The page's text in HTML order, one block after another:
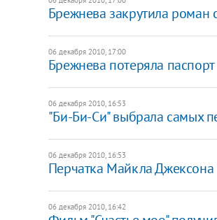
Брежнева закрутила роман
06 декабря 2010, 17:00
Брежнева потеряла паспорт
06 декабря 2010, 16:53
"Би-Би-Си" выбрала самых
06 декабря 2010, 16:53
Перчатка Майкла
06 декабря 2010, 16:42